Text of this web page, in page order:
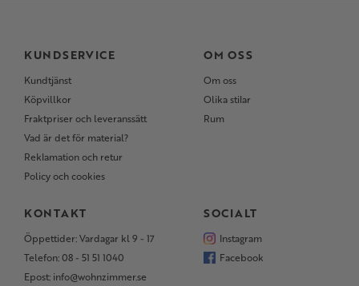
KUNDSERVICE
Kundtjänst
Köpvillkor
Fraktpriser och leveranssätt
Vad är det för material?
Reklamation och retur
Policy och cookies
OM OSS
Om oss
Olika stilar
Rum
KONTAKT
Öppettider: Vardagar kl 9 - 17
Telefon: 08 - 51 51 1040
Epost: info@wohnzimmer.se
SOCIALT
Instagram
Facebook